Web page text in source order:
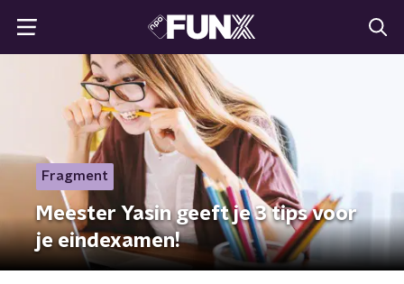
Fragment
Meester Yasin geeft je 3 tips voor
je eindexamen!